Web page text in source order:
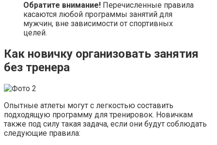
Обратите внимание! Перечисленные правила
касаются любой программы занятий для
мужчин, вне зависимости от спортивных
целей.
Как новичку организовать занятия
без тренера
Опытные атлеты могут с легкостью составить
подходящую программу для тренировок. Новичкам
также под силу такая задача, если они будут соблюдать
следующие правила: